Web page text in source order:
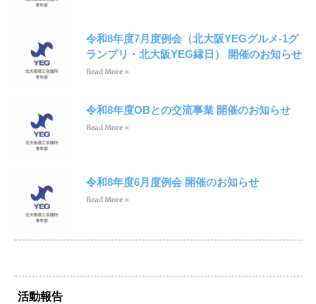
令和8年度7月度例会（北大阪YEGグルメ-1グ
ランプリ・北大阪YEG縁日） 開催のお知らせ
Read More »
令和8年度OBとの交流事業 開催のお知らせ
Read More »
令和8年度6月度例会 開催のお知らせ
Read More »
活動報告